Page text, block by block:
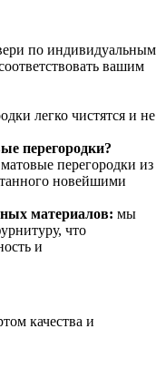
по индивидуальным
вашим
легко чистятся и не
перегородки?
перегородки из
новейшими
материалов: мы
что
и
качества и